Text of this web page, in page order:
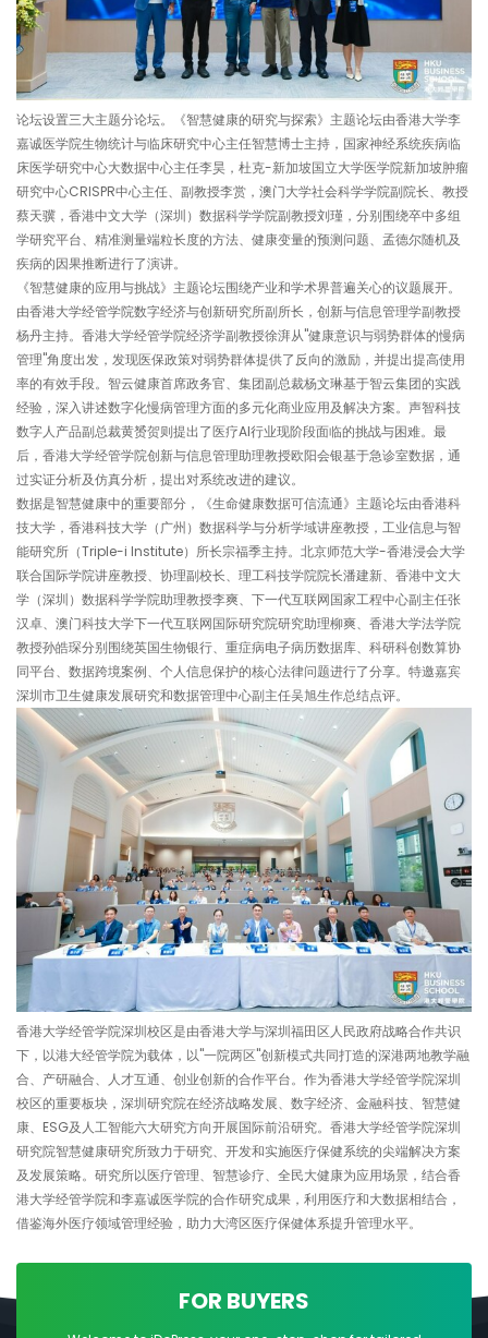
论坛设置三大主题分论坛。《智慧健康的研究与探索》主题论坛由香港大学李
嘉诚医学院生物统计与临床研究中心主任智慧博士主持，国家神经系统疾病临
床医学研究中心大数据中心主任李昊，杜克-新加坡国立大学医学院新加坡肿瘤
研究中心CRISPR中心主任、副教授李赏，澳门大学社会科学学院副院长、教授
蔡天骥，香港中文大学（深圳）数据科学学院副教授刘瑾，分别围绕卒中多组
学研究平台、精准测量端粒长度的方法、健康变量的预测问题、孟德尔随机及
疾病的因果推断进行了演讲。
《智慧健康的应用与挑战》主题论坛围绕产业和学术界普遍关心的议题展开。
由香港大学经管学院数字经济与创新研究所副所长，创新与信息管理学副教授
杨丹主持。香港大学经管学院经济学副教授徐湃从"健康意识与弱势群体的慢病
管理"角度出发，发现医保政策对弱势群体提供了反向的激励，并提出提高使用
率的有效手段。智云健康首席政务官、集团副总裁杨文琳基于智云集团的实践
经验，深入讲述数字化慢病管理方面的多元化商业应用及解决方案。声智科技
数字人产品副总裁黄赟贺则提出了医疗AI行业现阶段面临的挑战与困难。最
后，香港大学经管学院创新与信息管理助理教授欧阳会银基于急诊室数据，通
过实证分析及仿真分析，提出对系统改进的建议。
数据是智慧健康中的重要部分，《生命健康数据可信流通》主题论坛由香港科
技大学，香港科技大学（广州）数据科学与分析学域讲座教授，工业信息与智
能研究所（Triple-i Institute）所长宗福季主持。北京师范大学-香港浸会大学
联合国际学院讲座教授、协理副校长、理工科技学院院长潘建新、香港中文大
学（深圳）数据科学学院助理教授李爽、下一代互联网国家工程中心副主任张
汉卓、澳门科技大学下一代互联网国际研究院研究助理柳爽、香港大学法学院
教授孙皓琛分别围绕英国生物银行、重症病电子病历数据库、科研科创数算协
同平台、数据跨境案例、个人信息保护的核心法律问题进行了分享。特邀嘉宾
深圳市卫生健康发展研究和数据管理中心副主任吴旭生作总结点评。
香港大学经管学院深圳校区是由香港大学与深圳福田区人民政府战略合作共识
下，以港大经管学院为载体，以"一院两区"创新模式共同打造的深港两地教学融
合、产研融合、人才互通、创业创新的合作平台。作为香港大学经管学院深圳
校区的重要板块，深圳研究院在经济战略发展、数字经济、金融科技、智慧健
康、ESG及人工智能六大研究方向开展国际前沿研究。香港大学经管学院深圳
研究院智慧健康研究所致力于研究、开发和实施医疗保健系统的尖端解决方案
及发展策略。研究所以医疗管理、智慧诊疗、全民大健康为应用场景，结合香
港大学经管学院和李嘉诚医学院的合作研究成果，利用医疗和大数据相结合，
借鉴海外医疗领域管理经验，助力大湾区医疗保健体系提升管理水平。
FOR BUYERS